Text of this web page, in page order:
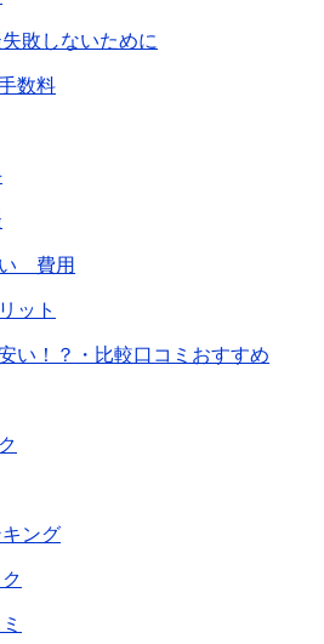
敗しないために
数料
い 費用
ット
い！？・比較口コミおすすめ
ング